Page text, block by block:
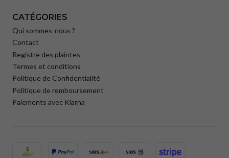
CATÉGORIES
Qui sommes-nous ?
Contact
Registre des plaintes
Termes et conditions
Politique de Confidentialité
Politique de remboursement
Paiements avec Klarna